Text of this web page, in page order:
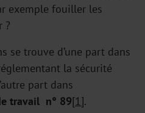
exemple fouiller les
?
se trouve d’une part dans
la sécurité
part dans
travail n° 89[1].